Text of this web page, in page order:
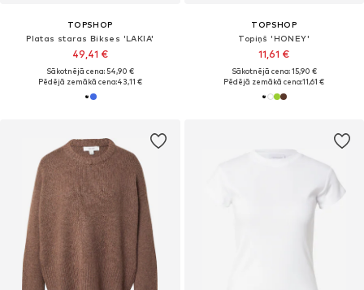
TOPSHOP
Platas staras Bikses 'LAKIA'
49,41 €
Sākotnējā cena: 54,90 €
Pēdējā zemākā cena:43,11 €
TOPSHOP
Topiņš 'HONEY'
11,61 €
Sākotnējā cena: 15,90 €
Pēdējā zemākā cena:11,61 €